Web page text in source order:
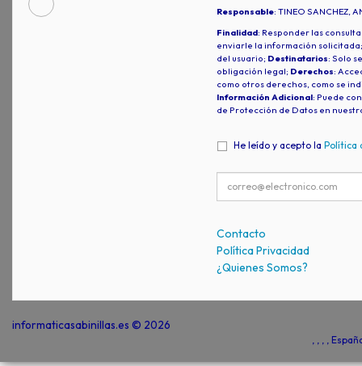
Responsable: TINEO SANCHEZ,
Finalidad: Responder las
enviarle la información
del usuario; Destinatarios: Solo
obligación legal; Derechos:
como otros derechos, como se
Información Adicional: Puede
de Protección de Datos en
He leído y acepto la Política
Contacto
Política Privacidad
¿Quienes Somos?
informaticasabinillas.es © 2026
, , , ,